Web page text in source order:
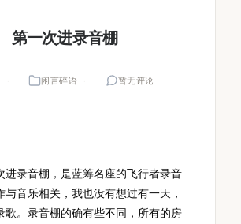
第一次进录音棚
闲言碎语 暂无评论
进录音棚，是蓝筹名座的飞行者录音
与音乐相关，我也没有想过有一天，
歌。录音棚的确有些不同，所有的房